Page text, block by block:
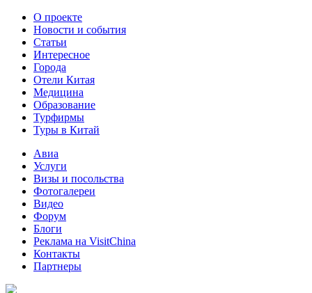
О проекте
Новости и события
Статьи
Интересное
Города
Отели Китая
Медицина
Образование
Турфирмы
Туры в Китай
Авиа
Услуги
Визы и посольства
Фотогалереи
Видео
Форум
Блоги
Реклама на VisitChina
Контакты
Партнеры